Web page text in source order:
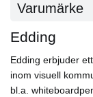
Varumärke
Edding
Edding erbjuder
inom visuell
bl.a.